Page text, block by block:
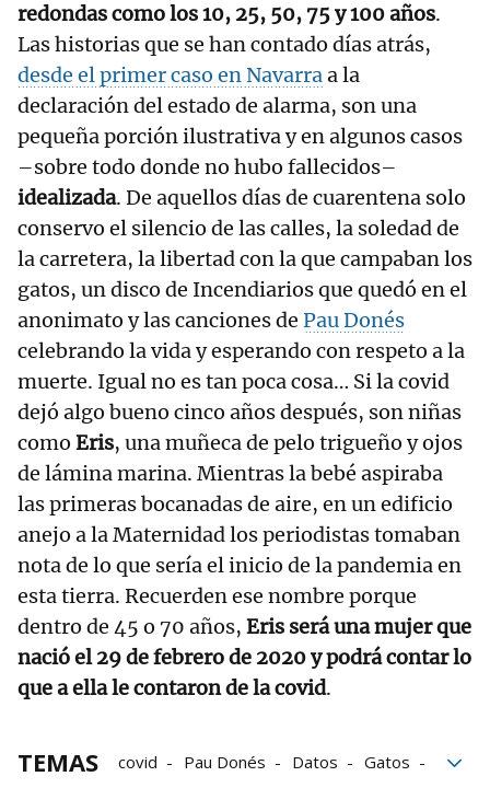
redondas como los 10, 25, 50, 75 y 100 años.
Las historias que se han contado días atrás,
desde el primer caso en Navarraa la
declaración del estado de alarma, son una
pequeña porción ilustrativa y en algunos casos
–sobre todo donde no hubo fallecidos–
idealizada. De aquellos días de cuarentena solo
conservo el silencio de las calles, la soledad de
la carretera, la libertad con la que campaban los
gatos, un disco de Incendiarios que quedó en el
anonimato y las canciones de Pau Donés
celebrando la vida y esperando con respeto a la
muerte. Igual no es tan poca cosa… Si la covid
dejó algo bueno cinco años después, son niñas
como Eris, una muñeca de pelo trigueño y ojos
de lámina marina. Mientras la bebé aspiraba
las primeras bocanadas de aire, en un edificio
anejo a la Maternidad los periodistas tomaban
nota de lo que sería el inicio de la pandemia en
esta tierra. Recuerden ese nombre porque
dentro de 45 o 70 años, Eris será una mujer que
nació el 29 de febrero de 2020 y podrá contar lo
que a ella le contaron de la covid.
TEMAS covid Pau Donés Datos
Gatos